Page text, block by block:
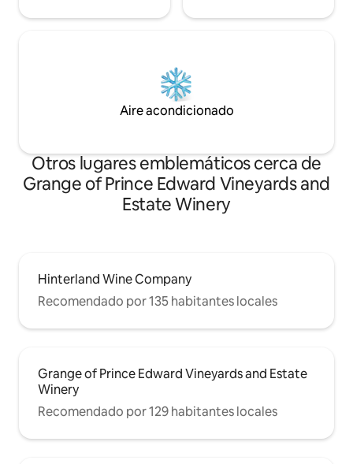
Aire acondicionado
Otros lugares emblemáticos cerca de
Grange of Prince Edward Vineyards and
Estate Winery
Hinterland Wine Company
Recomendado por 135 habitantes locales
Grange of Prince Edward Vineyards and Estate
Winery
Recomendado por 129 habitantes locales